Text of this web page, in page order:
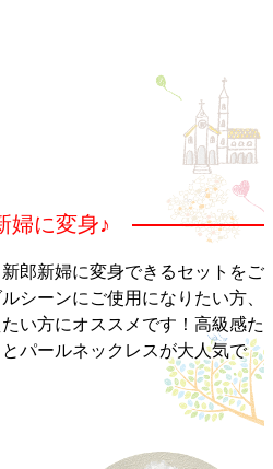
婦に変身♪
郎新婦に変身できるセットをご
シーンにご使用になりたい方、
い方にオススメです！高級感た
パールネックレスが大人気で